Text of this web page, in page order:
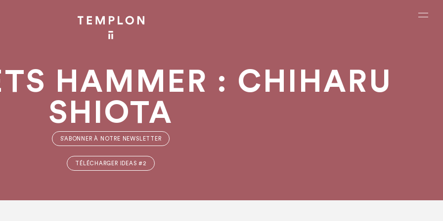
HAMMER : CHIHARU
SHIOTA
S’ABONNER À NOTRE NEWSLETTER
TÉLÉCHARGER IDEAS #2